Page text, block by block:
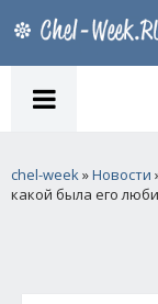
chel-week»Новости
какой была его